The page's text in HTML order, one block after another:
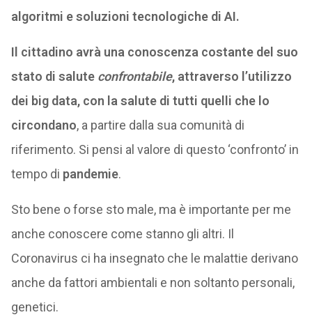
algoritmi e soluzioni tecnologiche di AI.
Il cittadino avrà una conoscenza costante del suo
stato di salute confrontabile, attraverso l’utilizzo
dei big data, con la salute di tutti quelli che lo
circondano, a partire dalla sua comunità di
riferimento. Si pensi al valore di questo ‘confronto’ in
tempo di pandemie.
Sto bene o forse sto male, ma è importante per me
anche conoscere come stanno gli altri. Il
Coronavirus ci ha insegnato che le malattie derivano
anche da fattori ambientali e non soltanto personali,
genetici.